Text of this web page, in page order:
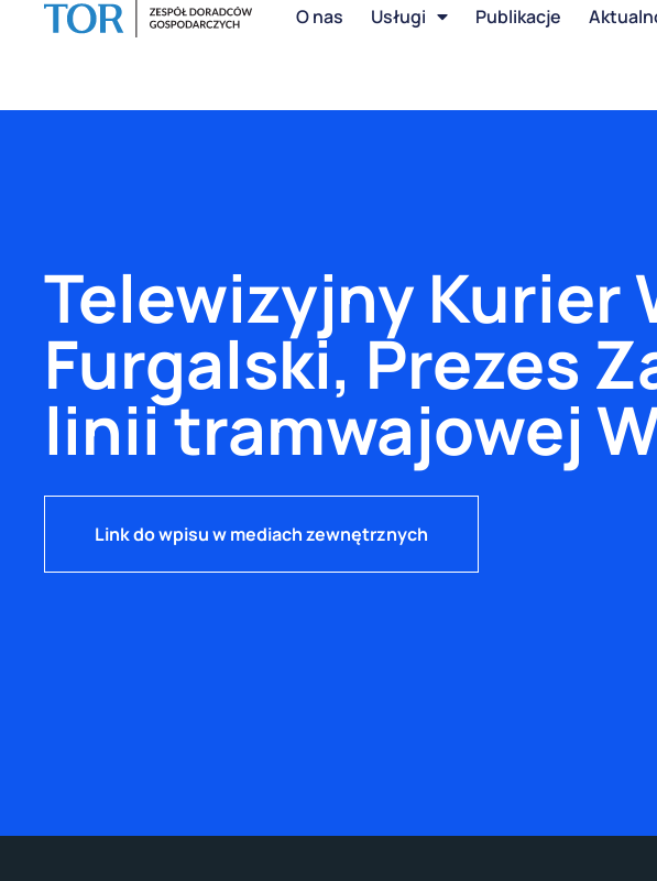
O nas Usługi Publikacje
Telewizyjny Kurier
Furgalski, Prezes
linii tramwajowej
Link do wpisu w mediach zewnętrznych